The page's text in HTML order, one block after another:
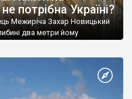
потрібна Україні?
Межиріча Захар Новицький
два метри йому